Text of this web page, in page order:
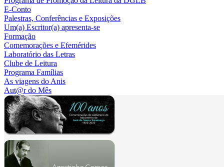
E-Conto
Palestras, Conferências e Exposições
Um(a) Escritor(a) apresenta-se
Formação
Comemorações e Efemérides
Laboratório das Letras
Clube de Leitura
Programa Famílias
As viagens do Anis
Aut@r do Mês